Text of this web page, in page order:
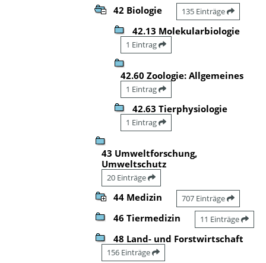
42 Biologie 135 Einträge
42.13 Molekularbiologie
1 Eintrag
42.60 Zoologie: Allgemeines
1 Eintrag
42.63 Tierphysiologie
1 Eintrag
43 Umweltforschung,
Umweltschutz
20 Einträge
44 Medizin 707 Einträge
46 Tiermedizin 11 Einträge
48 Land- und Forstwirtschaft
156 Einträge